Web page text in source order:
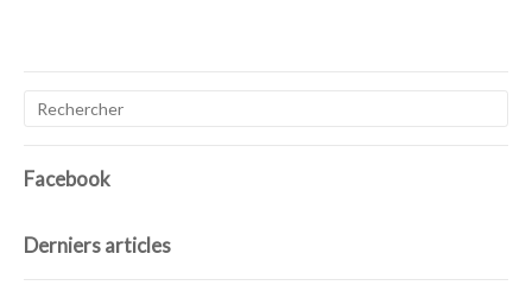
Facebook
Derniers articles